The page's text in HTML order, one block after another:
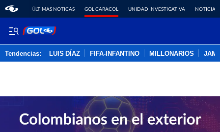
ÚLTIMAS NOTICAS GOL CARACOL UNIDAD INVESTIGATIVA NOTICIAS
Tendencias: LUIS DÍAZ FIFA-INFANTINO MILLONARIOS